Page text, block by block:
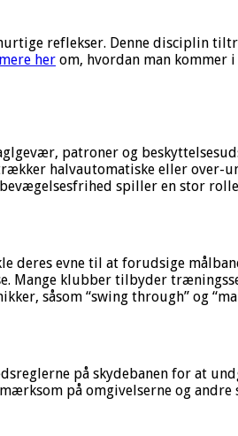
reflekser. Denne disciplin
her om, hvordan man kommer
patroner og
halvautomatiske eller
spiller en stor
deres evne til at forudsige
Mange klubber tilbyder
såsom “swing through” og
på skydebanen for at
på omgivelserne og